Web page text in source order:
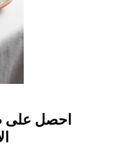
احصل على